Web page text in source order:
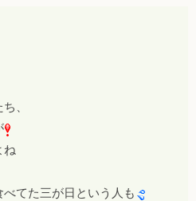
、
ね
てた三が日という人も